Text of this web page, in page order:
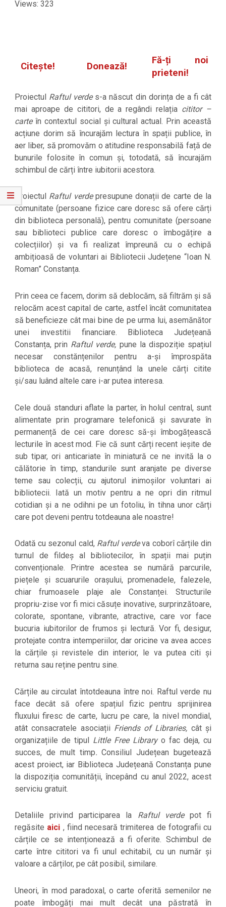
Views: 323
Citește! Donează!
Fă-ți noi
prieteni!
Proiectul Raftul verde s-a născut din dorința de a fi cât
mai aproape de cititori, de a regândi relația cititor –
carteîn contextul social și cultural actual. Prin această
acțiune dorim să încurajăm lectura în spații publice, în
aer liber, să promovăm o atitudine responsabilă față de
bunurile folosite în comun și, totodată, să încurajăm
schimbul de cărți între iubitorii acestora.
Proiectul Raftul verdepresupune donații de carte de la
comunitate (persoane fizice care doresc să ofere cărți
din biblioteca personală), pentru comunitate (persoane
sau biblioteci publice care doresc o îmbogățire a
colecțiilor) și va fi realizat împreună cu o echipă
ambițioasă de voluntari ai Bibliotecii Județene “Ioan N.
Roman” Constanța.
Prin ceea ce facem, dorim să deblocăm, să filtrăm și să
relocăm acest capital de carte, astfel încât comunitatea
să beneficieze cât mai bine de pe urma lui, asemănător
unei investitii financiare. Biblioteca Județeană
Constanța, prin Raftul verde, pune la dispoziție spațiul
necesar constănțenilor pentru a-și împrospăta
biblioteca de acasă, renunțând la unele cărți citite
și/sau luând altele care i-ar putea interesa.
Cele două standuri aflate la parter, în holul central, sunt
alimentate prin programare telefonică și savurate în
permanență de cei care doresc să-și îmbogățească
lecturile în acest mod. Fie că sunt cărți recent ieșite de
sub tipar, ori anticariate în miniatură ce ne invită la o
călătorie în timp, standurile sunt aranjate pe diverse
teme sau colecții, cu ajutorul inimoșilor voluntari ai
bibliotecii. Iată un motiv pentru a ne opri din ritmul
cotidian și a ne odihni pe un fotoliu, în tihna unor cărți
care pot deveni pentru totdeauna ale noastre!
Odată cu sezonul cald, Raftul verdeva coborî cărțile din
turnul de fildeș al bibliotecilor, în spații mai puțin
convenționale. Printre acestea se numără parcurile,
piețele și scuarurile orașului, promenadele, falezele,
chiar frumoasele plaje ale Constanței. Structurile
propriu-zise vor fi mici căsuțe inovative, surprinzătoare,
colorate, spontane, vibrante, atractive, care vor face
bucuria iubitorilor de frumos și lectură. Vor fi, desigur,
protejate contra intemperiilor, dar oricine va avea acces
la cărțile și revistele din interior, le va putea citi și
returna sau reține pentru sine.
Cărțile au circulat întotdeauna între noi. Raftul verde nu
face decât să ofere spațiul fizic pentru sprijinirea
fluxului firesc de carte, lucru pe care, la nivel mondial,
atât consacratele asociații Friends of Libraries, cât și
organizațiile de tipul Little Free Library o fac deja, cu
succes, de mult timp.Consiliul Județean bugetează
acest proiect, iar Biblioteca Județeană Constanța pune
la dispoziția comunității, începând cu anul 2022, acest
serviciu gratuit.
Detaliile privind participarea la Raftul verdepot fi
regăsite aici , fiind necesară trimiterea de fotografii cu
cărțile ce se intenționează a fi oferite. Schimbul de
carte între cititori va fi unul echitabil, cu un număr și
valoare a cărților, pe cât posibil, similare.
Uneori, în mod paradoxal, o carte oferită semenilor ne
poate îmbogăți mai mult decât una păstrată în